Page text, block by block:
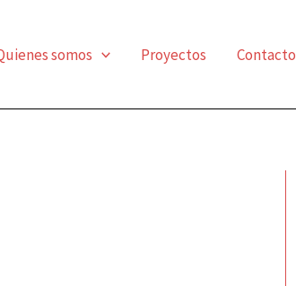
somos Proyectos Contacto